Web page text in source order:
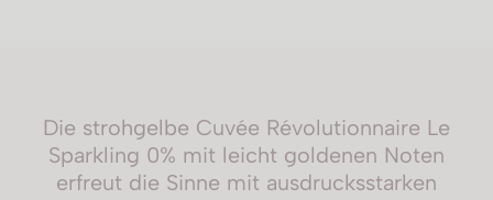
Die strohgelbe Cuvée Révolutionnaire Le
Sparkling 0% mit leicht goldenen Noten
erfreut die Sinne mit ausdrucksstarken